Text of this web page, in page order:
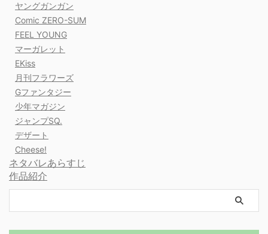
ヤングガンガン
Comic ZERO-SUM
FEEL YOUNG
マーガレット
EKiss
月刊フラワーズ
Gファンタジー
少年マガジン
ジャンプSQ.
デザート
Cheese!
ネタバレあらすじ
作品紹介